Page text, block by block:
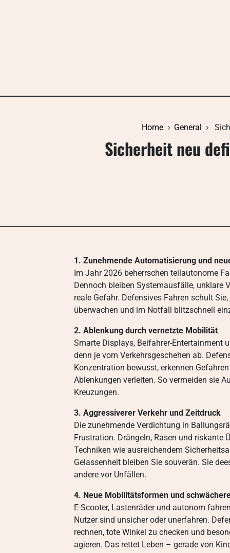
Home General
Sicherheit neu
1. Zunehmende Automatisierung und
Im Jahr 2026 beherrschen teilautonome
Dennoch bleiben Systemausfälle, unklare
reale Gefahr. Defensives Fahren schult
überwachen und im Notfall blitzschnell
2. Ablenkung durch vernetzte Mobilität
Smarte Displays, Beifahrer-Entertainment
denn je vom Verkehrsgeschehen ab.
Konzentration bewusst, erkennen
Ablenkungen verleiten. So vermeiden sie
Kreuzungen.
3. Aggressiverer Verkehr und Zeitdruck
Die zunehmende Verdichtung in
Frustration. Drängeln, Rasen und riskante
Techniken wie ausreichendem
Gelassenheit bleiben Sie souverän. Sie
andere vor Unfällen.
4. Neue Mobilitätsformen und
E-Scooter, Lastenräder und autonom
Nutzer sind unsicher oder unerfahren.
rechnen, tote Winkel zu checken und
agieren. Das rettet Leben – gerade von